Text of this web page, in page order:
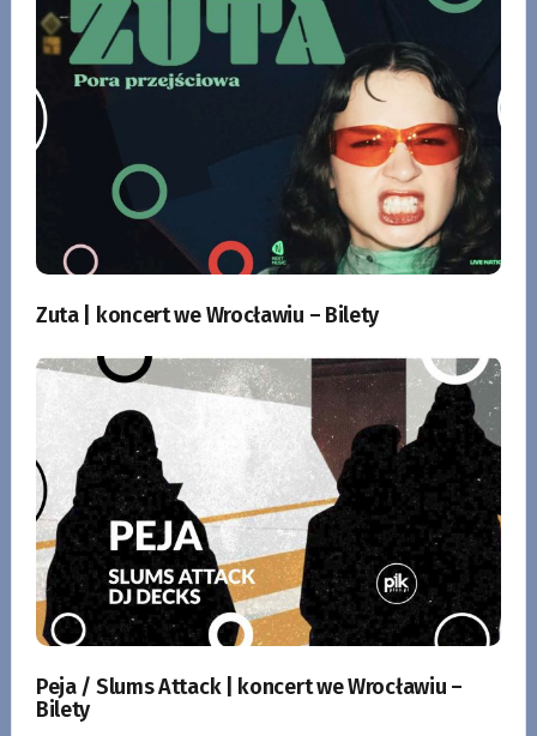
Zuta | koncert we Wrocławiu – Bilety
Peja / Slums Attack | koncert we Wrocławiu –
Bilety